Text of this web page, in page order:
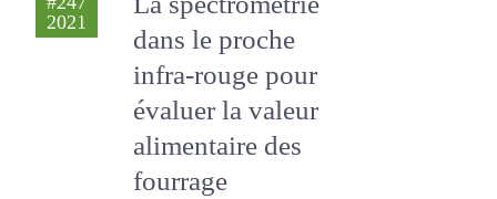
2021
dans le proche
infra-rouge pour
évaluer la valeur
alimentaire des
fourrage